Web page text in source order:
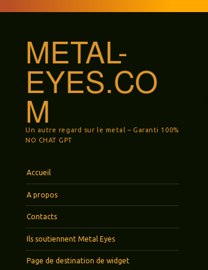
METAL-
EYES.CO
M
Un autre regard sur le metal – Garanti 100%
NO CHAT GPT
Aller au contenu principal
Accueil
A propos
Contacts
Ils soutiennent Metal Eyes
Page de destination de widget